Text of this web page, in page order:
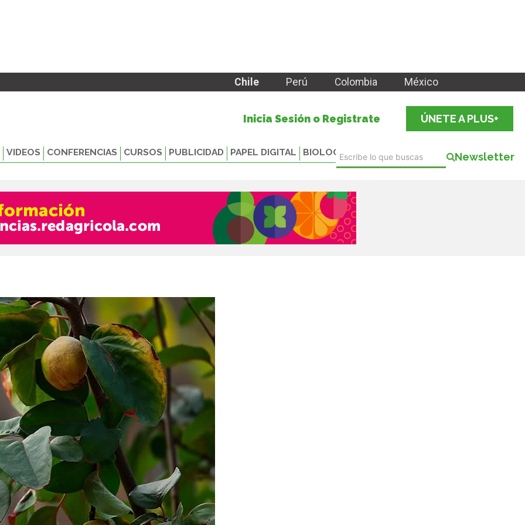
Chile Perú Colombia México
Inicia Sesión o Registrate ÚNETE A PLUS+
VIDEOS CONFERENCIAS CURSOS PUBLICIDAD PAPEL DIGITAL BIOLOGICALS Newsletter